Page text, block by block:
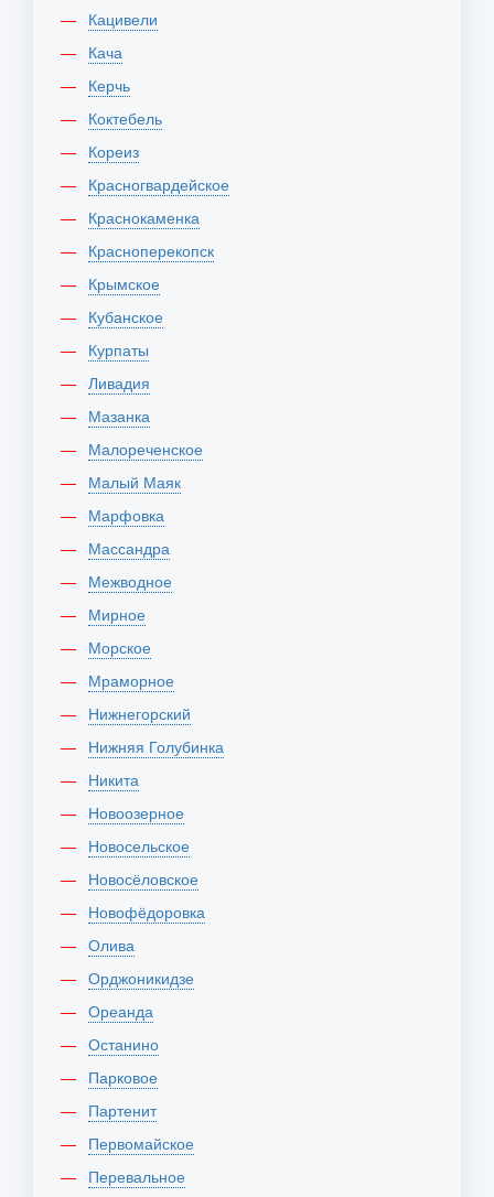
Кацивели
Кача
Керчь
Коктебель
Кореиз
Красногвардейское
Краснокаменка
Красноперекопск
Крымское
Кубанское
Курпаты
Ливадия
Мазанка
Малореченское
Малый Маяк
Марфовка
Массандра
Межводное
Мирное
Морское
Мраморное
Нижнегорский
Нижняя Голубинка
Никита
Новоозерное
Новосельское
Новосёловское
Новофёдоровка
Олива
Орджоникидзе
Ореанда
Останино
Парковое
Партенит
Первомайское
Перевальное